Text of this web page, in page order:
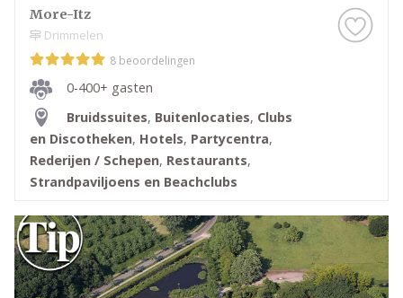
More-Itz
Drimmelen
8 beoordelingen
0-400+ gasten
Bruidssuites, Buitenlocaties, Clubs
en Discotheken, Hotels, Partycentra,
Rederijen / Schepen, Restaurants,
Strandpaviljoens en Beachclubs